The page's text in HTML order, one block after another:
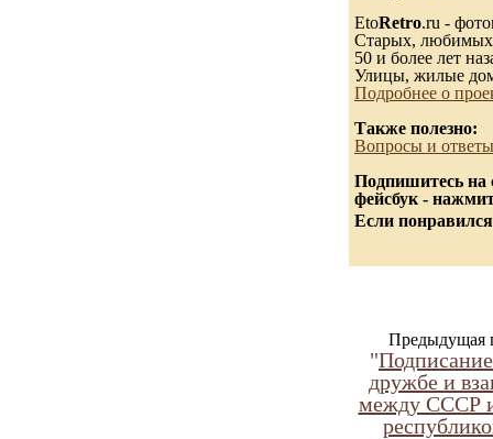
EtoRetro.ru -
Старых,
50 и более лет
Улицы, жилые
Подробнее о
Также полезно:
Вопросы и
Подпишитесь на
фейсбук -
Если
Предыдущая
"
дружбе и
между СССР